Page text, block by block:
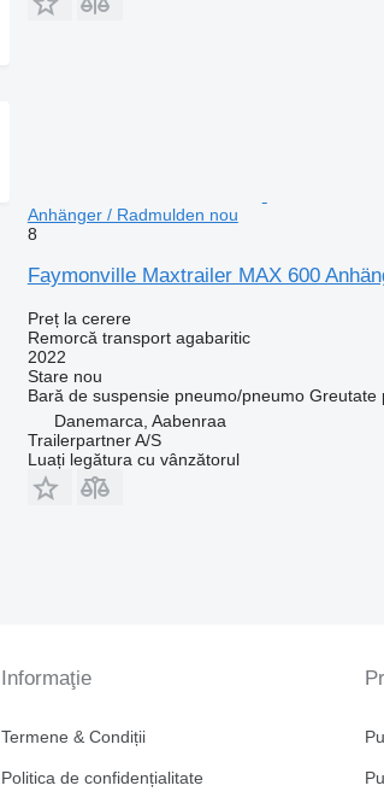
Anhänger / Radmulden nou
8
Faymonville Maxtrailer MAX 600
Preț la cerere
Remorcă transport agabaritic
2022
Starenou
Bară de suspensie pneumo/pneumo Greutate
Danemarca, Aabenraa
Trailerpartner A/S
Luați legătura cu vânzătorul
Informaţie
Termene & Condiții
Politica de confidențialitate